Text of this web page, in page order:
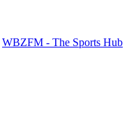
WBZFM - The Sports Hub